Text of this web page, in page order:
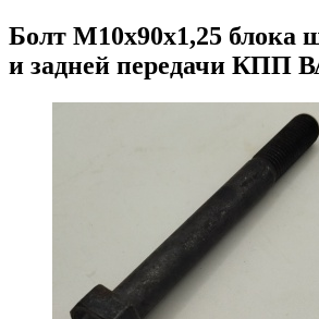
Болт М10х90х1,25 блока
и задней передачи КПП